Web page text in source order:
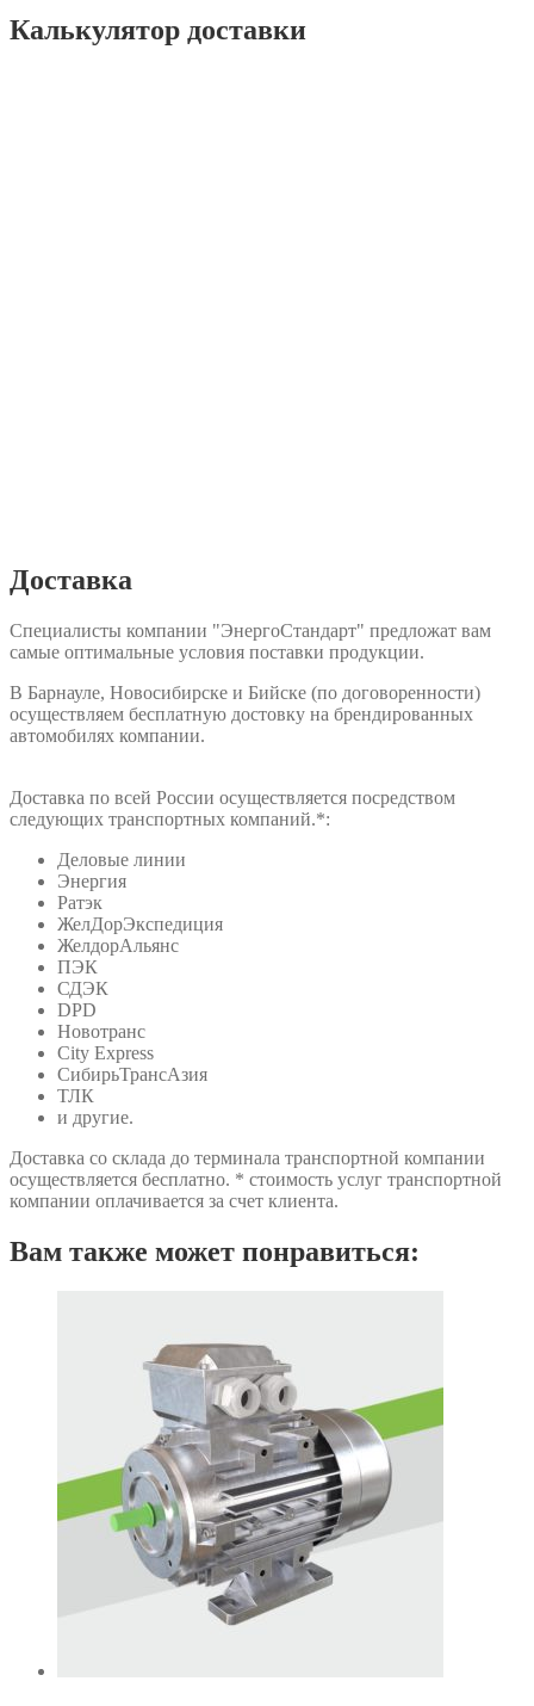
Калькулятор доставки
Доставка
Специалисты компании "ЭнергоСтандарт" предложат вам
самые оптимальные условия поставки продукции.
В Барнауле, Новосибирске и Бийске (по договоренности)
осуществляем бесплатную достовку на брендированных
автомобилях компании.
Доставка по всей России осуществляется посредством
следующих транспортных компаний.*:
Деловые линии
Энергия
Ратэк
ЖелДорЭкспедиция
ЖелдорАльянс
ПЭК
СДЭК
DPD
Новотранс
City Express
СибирьТрансАзия
ТЛК
и другие.
Доставка со склада до терминала транспортной компании
осуществляется бесплатно. * стоимость услуг транспортной
компании оплачивается за счет клиента.
Вам также может понравиться: